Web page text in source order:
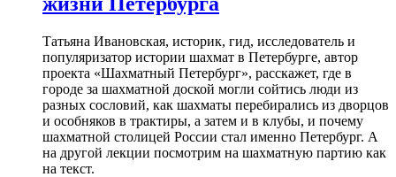
Татьяна Ивановская, историк, гид, исследователь и
популяризатор истории шахмат в Петербурге, автор
проекта «Шахматный Петербург», расскажет, где в
городе за шахматной доской могли сойтись люди из
разных сословий, как шахматы перебирались из дворцов
и особняков в трактиры, а затем и в клубы, и почему
шахматной столицей России стал именно Петербург. А
на другой лекции посмотрим на шахматную партию как
на текст.